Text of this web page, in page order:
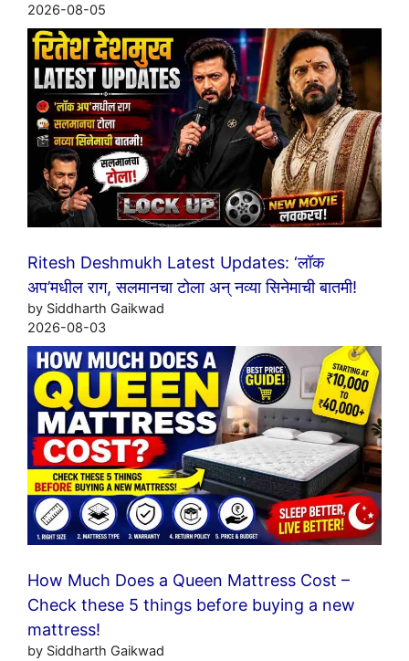
2026-08-05
Ritesh Deshmukh Latest Updates: ‘लॉक
अप’मधील राग, सलमानचा टोला अन् नव्या सिनेमाची बातमी!
by Siddharth Gaikwad
2026-08-03
How Much Does a Queen Mattress Cost –
Check these 5 things before buying a new
mattress!
by Siddharth Gaikwad